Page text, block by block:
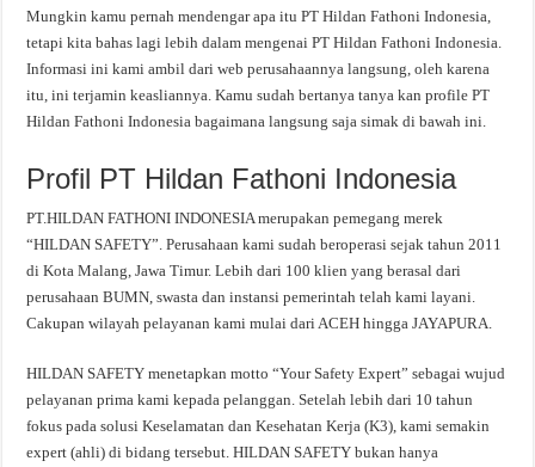
Mungkin kamu pernah mendengar apa itu PT Hildan Fathoni Indonesia,
tetapi kita bahas lagi lebih dalam mengenai PT Hildan Fathoni Indonesia.
Informasi ini kami ambil dari web perusahaannya langsung, oleh karena
itu, ini terjamin keasliannya. Kamu sudah bertanya tanya kan profile PT
Hildan Fathoni Indonesia bagaimana langsung saja simak di bawah ini.
Profil PT Hildan Fathoni Indonesia
PT.HILDAN FATHONI INDONESIA merupakan pemegang merek
“HILDAN SAFETY”. Perusahaan kami sudah beroperasi sejak tahun 2011
di Kota Malang, Jawa Timur. Lebih dari 100 klien yang berasal dari
perusahaan BUMN, swasta dan instansi pemerintah telah kami layani.
Cakupan wilayah pelayanan kami mulai dari ACEH hingga JAYAPURA.
HILDAN SAFETY menetapkan motto “Your Safety Expert” sebagai wujud
pelayanan prima kami kepada pelanggan. Setelah lebih dari 10 tahun
fokus pada solusi Keselamatan dan Kesehatan Kerja (K3), kami semakin
expert (ahli) di bidang tersebut. HILDAN SAFETY bukan hanya